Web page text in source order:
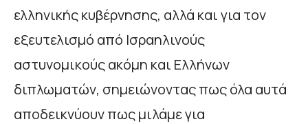
ελληνικής κυβέρνησης, αλλά και για τον
εξευτελισμό από Ισραηλινούς
αστυνομικούς ακόμη και Ελλήνων
διπλωματών, σημειώνοντας πως όλα αυτά
αποδεικνύουν πως μιλάμε για